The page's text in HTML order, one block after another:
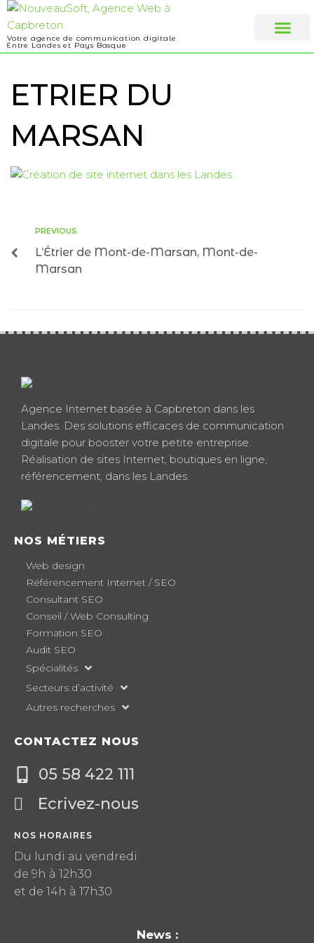
Votre agence de communication digitale
Entre Landes et Pays Basque
ETRIER DU
MARSAN
PREVIOUS
L’Étrier de Mont-de-Marsan, Mont-de-
Marsan
Agence Internet basée à Capbreton dans les
Landes. Des solutions efficaces de communication
digitale pour booster votre petite entreprise.
Réalisation de sites Internet, boutiques en ligne,
référencement, dans les Landes.
NOS MÉTIERS
Web design
Référencement Internet / SEO
Consultant SEO
Conseil / Web Consulting
Formation SEO
Audit SEO
Spécialités
Secteurs d’activité
Autres recherches
CONTACTEZ NOUS
05 58 422 111
Ecrivez-nous
NOS HORAIRES
Du lundi au vendredi
de 9h à 12h30
et de 14h à 17h30
News :